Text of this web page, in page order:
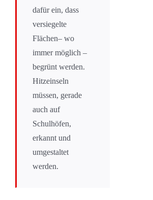
dafür ein, dass
versiegelte
Flächen– wo
immer möglich –
begrünt werden.
Hitzeinseln
müssen, gerade
auch auf
Schulhöfen,
erkannt und
umgestaltet
werden.